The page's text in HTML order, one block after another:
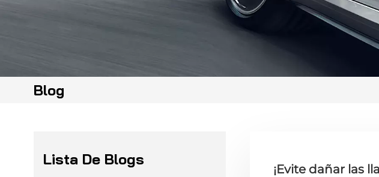
Blog
¡Evite dañar las
Lista De Blogs